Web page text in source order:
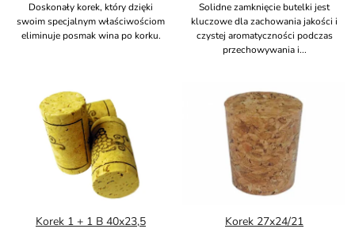
Doskonały korek, który dzięki
swoim specjalnym właściwościom
eliminuje posmak wina po korku.
Solidne zamknięcie butelki jest
kluczowe dla zachowania jakości i
czystej aromatyczności podczas
przechowywania i...
Korek 1 + 1 B 40x23,5 Korek 27x24/21